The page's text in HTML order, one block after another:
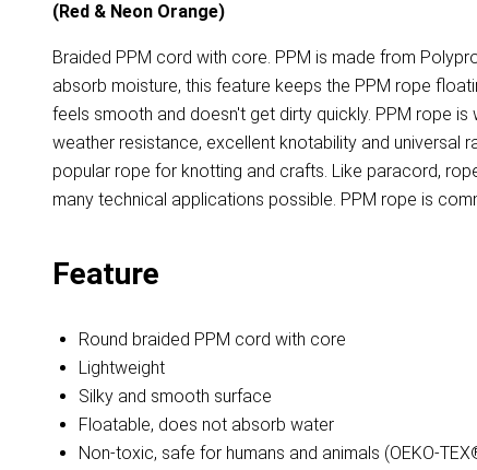
(Red & Neon Orange)
Braided PPM cord with core. PPM is made from
absorb moisture, this feature keeps the PPM rope
feels smooth and doesn't get dirty quickly. PPM rope
weather resistance, excellent knotability and universal
popular rope for knotting and crafts. Like paracord,
many technical applications possible. PPM rope is
Feature
Round braided PPM cord with core
Lightweight
Silky and smooth surface
Floatable, does not absorb water
Non-toxic, safe for humans and animals (OEKO-